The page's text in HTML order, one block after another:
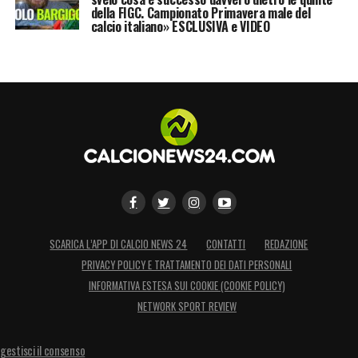
dobbiamo approdare a tutti i costi nei
LA PLAYLIST DELLE NOSTRE TOP NEWS
della FIGC. Campionato Primavera male del
calcio italiano» ESCLUSIVA e VIDEO
SCARICA L’APP DI CALCIO NEWS 24 CONTATTI
REDAZIONE
PRIVACY POLICY E TRATTAMENTO DEI DATI PERSONALI
INFORMATIVA ESTESA SUI COOKIE (COOKIE POLICY)
NETWORK SPORT REVIEW
gestisci il consenso